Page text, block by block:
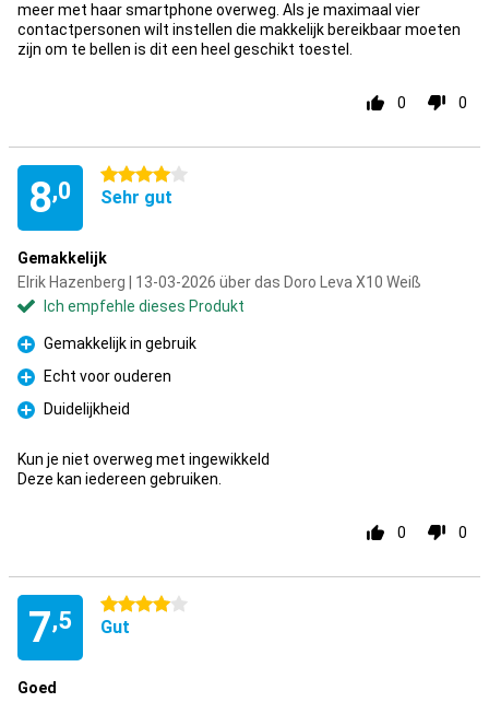
meer met haar smartphone overweg. Als je maximaal vier
contactpersonen wilt instellen die makkelijk bereikbaar moeten
zijn om te bellen is dit een heel geschikt toestel.
0 0
8,0
4 Sterne
Sehr gut
Gemakkelijk
Elrik Hazenberg | 13-03-2026 über das Doro Leva X10 Weiß
Ich empfehle dieses Produkt
Pro
Gemakkelijk in gebruik
Pro
Echt voor ouderen
Pro
Duidelijkheid
Kun je niet overweg met ingewikkeld
Deze kan iedereen gebruiken.
0 0
7,5
4 Sterne
Gut
Goed